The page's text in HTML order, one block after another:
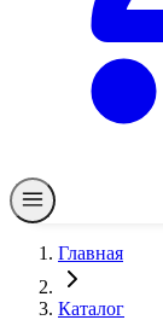
Главная
Каталог